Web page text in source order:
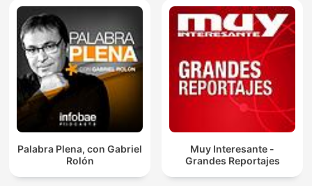
Palabra Plena, con Gabriel
Rolón
Muy Interesante -
Grandes Reportajes